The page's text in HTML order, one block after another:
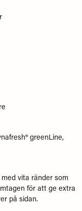
greenLine,
vita ränder som
för att ge extra
på sidan.